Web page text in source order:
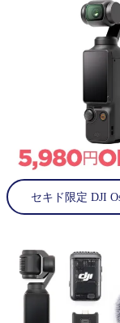
セキド限定 DJI